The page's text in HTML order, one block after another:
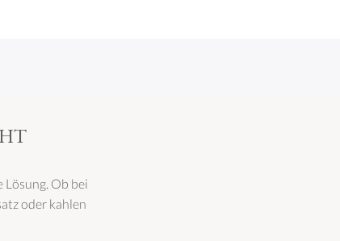
Ob bei
oder kahlen